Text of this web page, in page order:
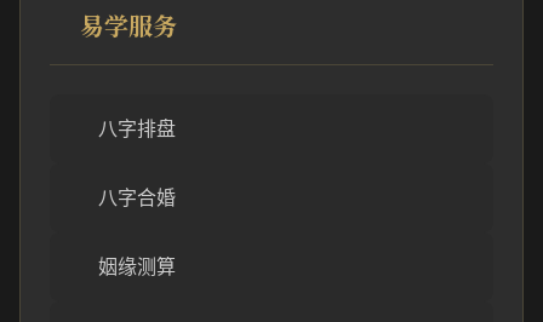
易学服务
八字排盘
八字合婚
姻缘测算